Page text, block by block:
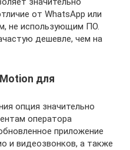
от WhatsApp или
не использующим ПО.
дешевле, чем на
для
опция значительно
оператора
приложение
и видеозвонков, а также